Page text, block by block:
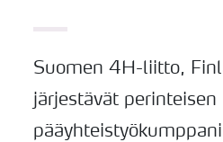
Suomen 4H-liitto,
järjestävät perinteisen